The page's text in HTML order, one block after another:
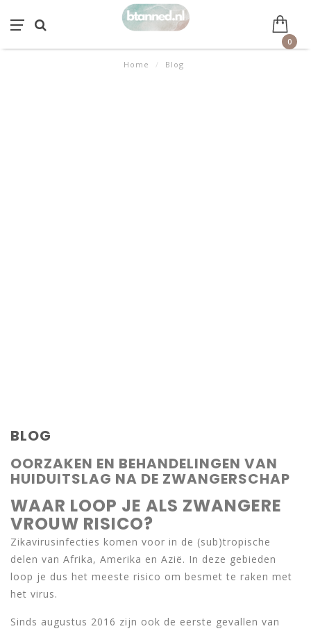
0
Home / Blog
BLOG
OORZAKEN EN BEHANDELINGEN VAN
HUIDUITSLAG NA DE ZWANGERSCHAP
WAAR LOOP JE ALS ZWANGERE
VROUW RISICO?
Zikavirusinfecties komen voor in de (sub)tropische
delen van Afrika, Amerika en Azië. In deze gebieden
loop je dus het meeste risico om besmet te raken met
het virus.
Sinds augustus 2016 zijn ook de eerste gevallen van